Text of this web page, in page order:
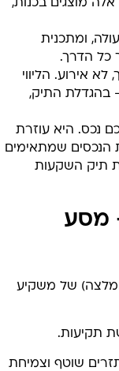
אלה מוצגים בכנות,
ומתכנית
כל הדרך.
אירוע. הליווי
התיק,
נכס. היא עוזרת
שמתאימים
תיק השקעות
מסע
של משקיע
תקיעות.
שוטף וצמיחת